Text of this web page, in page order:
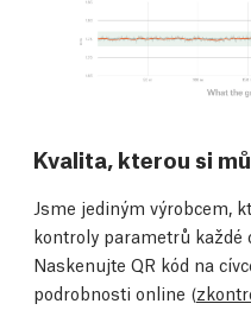
Kvalita, kterou si
Jsme jediným výrobcem,
kontroly parametrů každé
Naskenujte QR kód na
podrobnosti online (